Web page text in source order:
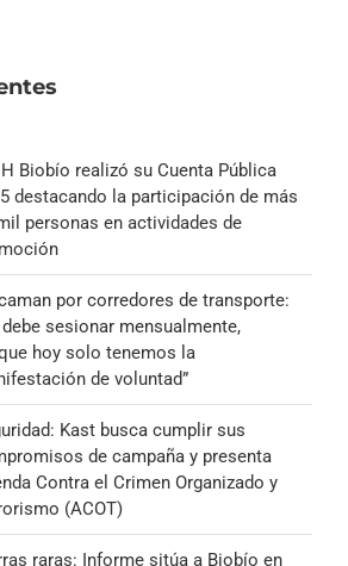
Biobío realizó su Cuenta Pública
destacando la participación de más
personas en actividades de
por corredores de transporte:
debe sesionar mensualmente,
hoy solo tenemos la
de voluntad”
Kast busca cumplir sus
de campaña y presenta
Contra el Crimen Organizado y
(ACOT)
raras: Informe sitúa a Biobío en